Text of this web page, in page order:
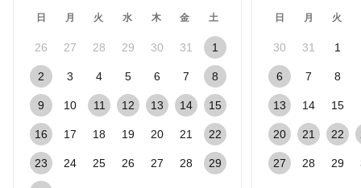
日 月 火 水 木 金 土
26 27 28 29 30 31 1
2 3 4 5 6 7 8
9 10 11 12 13 14 15
16 17 18 19 20 21 22
23 24 25 26 27 28 29
日 月 火
30 31 1
6 7 8
13 14 15
20 21 22
27 28 29